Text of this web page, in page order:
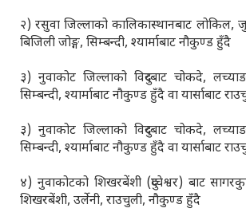
२) रसुवा जिल्लाको कालिकास्थानबाट लोकिल,
बिजिली जोङ्ग, सिम्बन्दी, श्यार्माबाट नौकुण्ड हुँदै
३) नुवाकोट जिल्लाको विदुरबाट चोकदे,
सिम्बन्दी, श्यार्माबाट नौकुण्ड हुँदै वा यार्साबाट
३) नुवाकोट जिल्लाको विदुरबाट चोकदे,
सिम्बन्दी, श्यार्माबाट नौकुण्ड हुँदै वा यार्साबाट
४) नुवाकोटको शिखरबेंशी (दुप्चेश्वर) बाट
शिखरबेंशी, उर्लेनी, राउचुली, नौकुण्ड हुँदै